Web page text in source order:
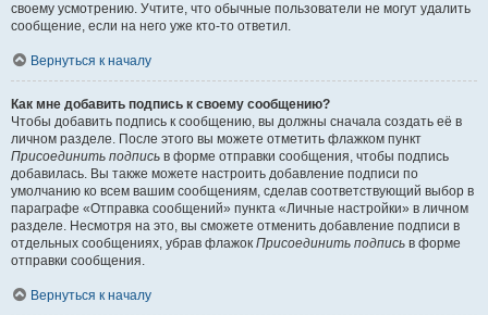
своему усмотрению. Учтите, что обычные пользователи не могут удалить
сообщение, если на него уже кто-то ответил.
Вернуться к началу
Как мне добавить подпись к своему сообщению?
Чтобы добавить подпись к сообщению, вы должны сначала создать её в
личном разделе. После этого вы можете отметить флажком пункт
Присоединить подпись в форме отправки сообщения, чтобы подпись
добавилась. Вы также можете настроить добавление подписи по
умолчанию ко всем вашим сообщениям, сделав соответствующий выбор в
параграфе «Отправка сообщений» пункта «Личные настройки» в личном
разделе. Несмотря на это, вы сможете отменить добавление подписи в
отдельных сообщениях, убрав флажок Присоединить подпись в форме
отправки сообщения.
Вернуться к началу